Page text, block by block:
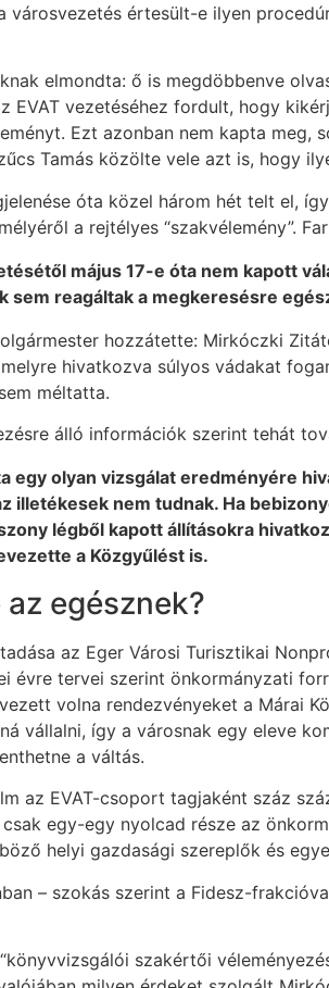
városvezetés értesült-e ilyen
elmondta: ő is megdöbbenve
EVAT vezetéséhez fordult, hogy
Ezt azonban nem kapta meg,
Tamás közölte vele azt is, hogy
óta közel három hét telt el,
a rejtélyes “szakvélemény”.
május 17-e óta nem kapott
sem reagáltak a megkeresésre
hozzátette: Mirkóczki
hivatkozva súlyos vádakat
méltatta.
álló információk szerint tehát
egy olyan vizsgálat eredményére
illetékesek nem tudnak. Ha
légből kapott állításokra
a Közgyűlést is.
egésznek?
az Eger Városi Turisztikai
évre tervei szerint önkormányzati
volna rendezvényeket a Márai
vállalni, így a városnak egy eleve
a váltás.
az EVAT-csoport tagjaként száz
egy-egy nyolcad része az
helyi gazdasági szereplők és
– szokás szerint a Fidesz-
szakértői